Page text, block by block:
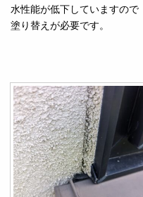
水性能が低下していますので
塗り替えが必要です。